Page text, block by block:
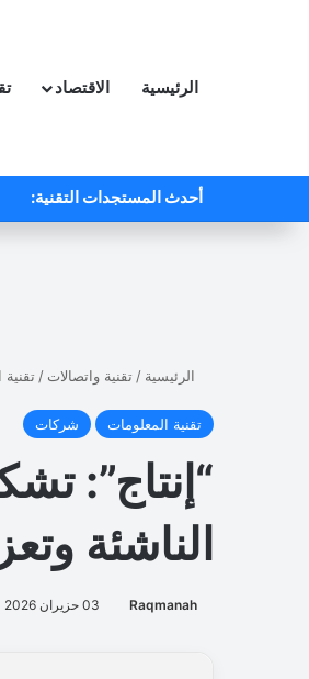
الرئيسية الاقتصاد
أحدث المستجدات التقنية:
الرئيسية / تقنية واتصالات /
تقنية المعلومات شركات
“إنتاج”:
الناشئة
Raqmanah 03 حزيران 2026